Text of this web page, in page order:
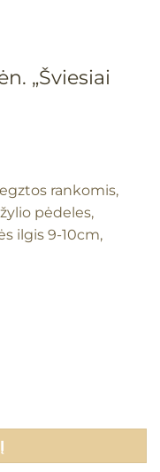
„Šviesiai
rankomis,
pėdeles,
ilgis 9-10cm,
mėn. "Šviesiai pilkos"